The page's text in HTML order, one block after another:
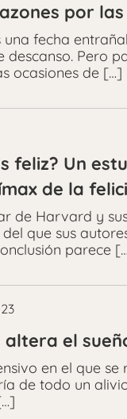
por
fecha
Pero
ocasiones de […]
feliz? Un
de la
de Harvard y
que sus
parece
el
en el que
de todo un